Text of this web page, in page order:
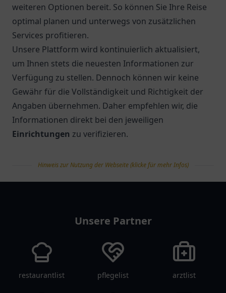
weiteren Optionen bereit. So können Sie Ihre Reise
optimal planen und unterwegs von zusätzlichen
Services profitieren.
Unsere Plattform wird kontinuierlich aktualisiert,
um Ihnen stets die neuesten Informationen zur
Verfügung zu stellen. Dennoch können wir keine
Gewähr für die Vollständigkeit und Richtigkeit der
Angaben übernehmen. Daher empfehlen wir, die
Informationen direkt bei den jeweiligen
Einrichtungen zu verifizieren.
Hinweis zur Nutzung der Webseite (klicke für mehr Infos)
Unsere Partner
restaurantlist pflegelist arztlist